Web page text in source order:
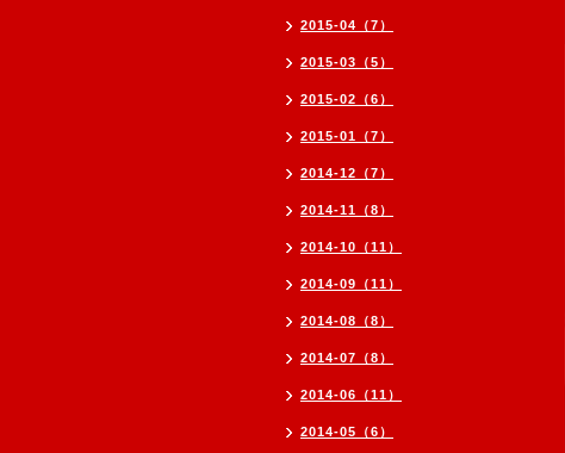
2015-04（7）
2015-03（5）
2015-02（6）
2015-01（7）
2014-12（7）
2014-11（8）
2014-10（11）
2014-09（11）
2014-08（8）
2014-07（8）
2014-06（11）
2014-05（6）